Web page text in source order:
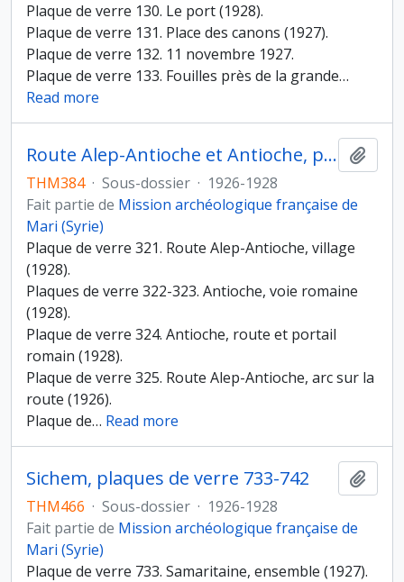
Plaque de verre 130. Le port (1928).
Plaque de verre 131. Place des canons (1927).
Plaque de verre 132. 11 novembre 1927.
Plaque de verre 133. Fouilles près de la grande…
Read more
Route Alep-Antioche et Antioche, plaques de verre 321-335
THM384 · Sous-dossier · 1926-1928
Fait partie de Mission archéologique française de
Mari (Syrie)
Plaque de verre 321. Route Alep-Antioche, village
(1928).
Plaques de verre 322-323. Antioche, voie romaine
(1928).
Plaque de verre 324. Antioche, route et portail
romain (1928).
Plaque de verre 325. Route Alep-Antioche, arc sur la
route (1926).
Plaque de… Read more
Sichem, plaques de verre 733-742
THM466 · Sous-dossier · 1926-1928
Fait partie de Mission archéologique française de
Mari (Syrie)
Plaque de verre 733. Samaritaine, ensemble (1927).